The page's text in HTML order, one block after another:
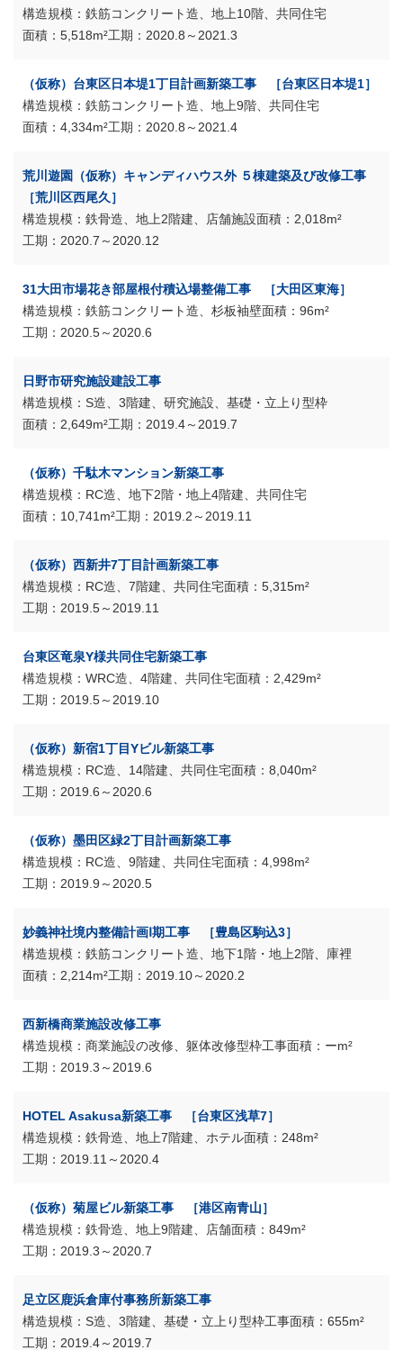
鉄筋コンクリート造、地上10階、共同住宅
5,518m²
2020.8～2021.3
（仮称）台東区日本堤1丁目計画新築工事 ［台東区日本堤1］
鉄筋コンクリート造、地上9階、共同住宅
4,334m²
2020.8～2021.4
荒川遊園（仮称）キャンディハウス外 ５棟建築及び改修工事
［荒川区西尾久］
鉄骨造、地上2階建、店舗施設
2,018m²
2020.7～2020.12
31大田市場花き部屋根付積込場整備工事 ［大田区東海］
鉄筋コンクリート造、杉板袖壁
96m²
2020.5～2020.6
日野市研究施設建設工事
S造、3階建、研究施設、基礎・立上り型枠
2,649m²
2019.4～2019.7
（仮称）千駄木マンション新築工事
RC造、地下2階・地上4階建、共同住宅
10,741m²
2019.2～2019.11
（仮称）西新井7丁目計画新築工事
RC造、7階建、共同住宅
5,315m²
2019.5～2019.11
台東区竜泉Y様共同住宅新築工事
WRC造、4階建、共同住宅
2,429m²
2019.5～2019.10
（仮称）新宿1丁目Yビル新築工事
RC造、14階建、共同住宅
8,040m²
2019.6～2020.6
（仮称）墨田区緑2丁目計画新築工事
RC造、9階建、共同住宅
4,998m²
2019.9～2020.5
妙義神社境内整備計画Ⅰ期工事 ［豊島区駒込3］
鉄筋コンクリート造、地下1階・地上2階、庫裡
2,214m²
2019.10～2020.2
西新橋商業施設改修工事
商業施設の改修、躯体改修型枠工事
ーm²
2019.3～2019.6
HOTEL Asakusa新築工事 ［台東区浅草7］
鉄骨造、地上7階建、ホテル
248m²
2019.11～2020.4
（仮称）菊屋ビル新築工事 ［港区南青山］
鉄骨造、地上9階建、店舗
849m²
2019.3～2020.7
足立区鹿浜倉庫付事務所新築工事
S造、3階建、基礎・立上り型枠工事
655m²
2019.4～2019.7